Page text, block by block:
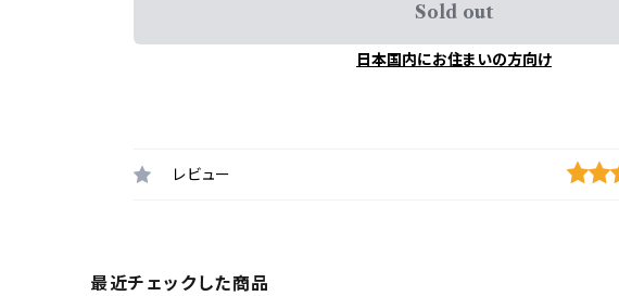
Sold out
日本国内にお住まいの方向け
レビュー
最近チェックした商品